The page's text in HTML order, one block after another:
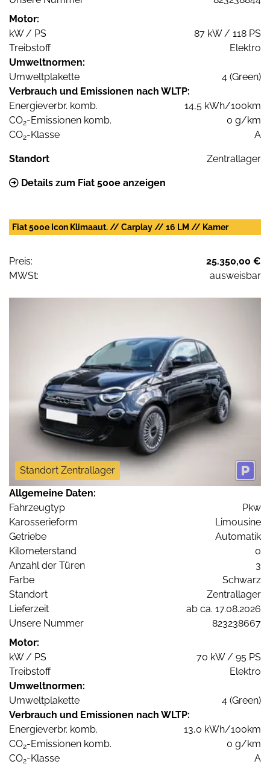
Motor:
kW / PS
87 kW / 118 PS
Treibstoff
Elektro
Umweltnormen:
Umweltplakette
4 (Green)
Verbrauch und Emissionen nach WLTP:
Energieverbr. komb.
14,5 kWh/100km
CO2-Emissionen komb.
0 g/km
CO2-Klasse A
Standort Zentrallager
Details zum Fiat 500e anzeigen
Fiat 500e Icon Klimaaut. // Carplay // 16 LM // Kamer
Preis:
25.350,00 €
MWSt:
ausweisbar
Standort Zentrallager
Allgemeine Daten:
Fahrzeugtyp
Pkw
Karosserieform
Limousine
Getriebe
Automatik
Kilometerstand
0
Anzahl der Türen
3
Farbe
Schwarz
Standort
Zentrallager
Lieferzeit
ab ca. 17.08.2026
Unsere Nummer
823238667
Motor:
kW / PS
70 kW / 95 PS
Treibstoff
Elektro
Umweltnormen:
Umweltplakette
4 (Green)
Verbrauch und Emissionen nach WLTP:
Energieverbr. komb.
13,0 kWh/100km
CO2-Emissionen komb.
0 g/km
CO2-Klasse A